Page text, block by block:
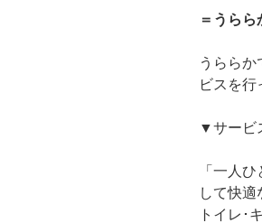
＝うら
うらら
ビスを行
▼サービ
「一人
して快適
トイレ･